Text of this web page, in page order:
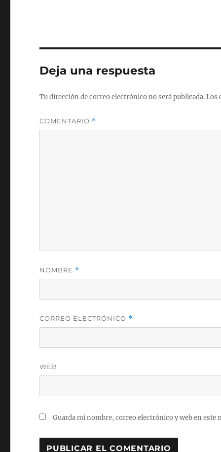
Deja una respuesta
Tu dirección de correo electrónico no será publicada.Los
COMENTARIO *
NOMBRE *
CORREO ELECTRÓNICO *
WEB
Guarda mi nombre, correo electrónico y web en este